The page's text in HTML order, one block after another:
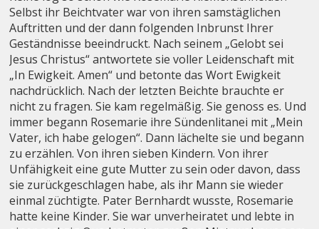
Selbst ihr Beichtvater war von ihren samstäglichen
Auftritten und der dann folgenden Inbrunst Ihrer
Geständnisse beeindruckt. Nach seinem „Gelobt sei
Jesus Christus“ antwortete sie voller Leidenschaft mit
„In Ewigkeit. Amen“ und betonte das Wort Ewigkeit
nachdrücklich. Nach der letzten Beichte brauchte er
nicht zu fragen. Sie kam regelmäßig. Sie genoss es. Und
immer begann Rosemarie ihre Sündenlitanei mit „Mein
Vater, ich habe gelogen“. Dann lächelte sie und begann
zu erzählen. Von ihren sieben Kindern. Von ihrer
Unfähigkeit eine gute Mutter zu sein oder davon, dass
sie zurückgeschlagen habe, als ihr Mann sie wieder
einmal züchtigte. Pater Bernhardt wusste, Rosemarie
hatte keine Kinder. Sie war unverheiratet und lebte in